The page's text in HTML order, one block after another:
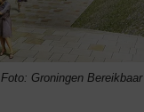
Foto: Groningen Bereikbaar